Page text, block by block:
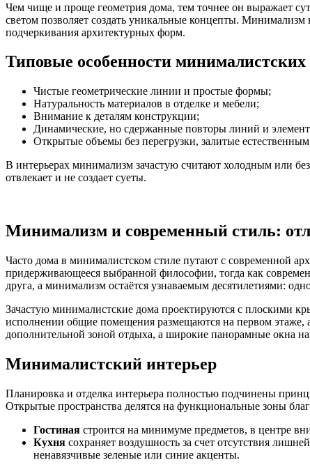
Чем чище и проще геометрия дома, тем точнее он выражает
светом позволяет создать уникальные концепты. Минимализм
подчеркивания архитектурных форм.
Типовые особенности минималистских
Чистые геометрические линии и простые формы;
Натуральность материалов в отделке и мебели;
Внимание к деталям конструкции;
Динамические, но сдержанные повторы линий и
Открытые объемы без перегрузки, залитые
В интерьерах минимализм зачастую считают холодным или
отвлекает и не создает суеты.
Минимализм и современный стиль:
Часто дома в минималистском стиле путают с современной
придерживающееся выбранной философии, тогда как
друга, а минимализм остаётся узнаваемым десятилетиями:
Зачастую минималистские дома проектируются с плоскими
исполнении общие помещения размещаются на первом этаже,
дополнительной зоной отдыха, а широкие панорамные окна
Минималистский интерьер
Планировка и отделка интерьера полностью подчинены
Открытые пространства делятся на функциональные зоны
Гостиная строится на минимуме предметов, в центре
Кухня сохраняет воздушность за счет отсутствия
ненавязчивые зеленые или синие акценты.